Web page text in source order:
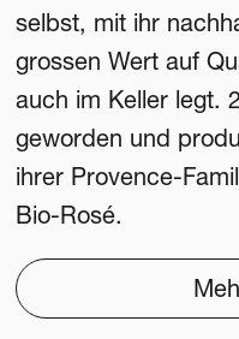
selbst, mit ihr
grossen Wert auf
auch im Keller legt.
geworden und
ihrer Provence-
Bio-Rosé.